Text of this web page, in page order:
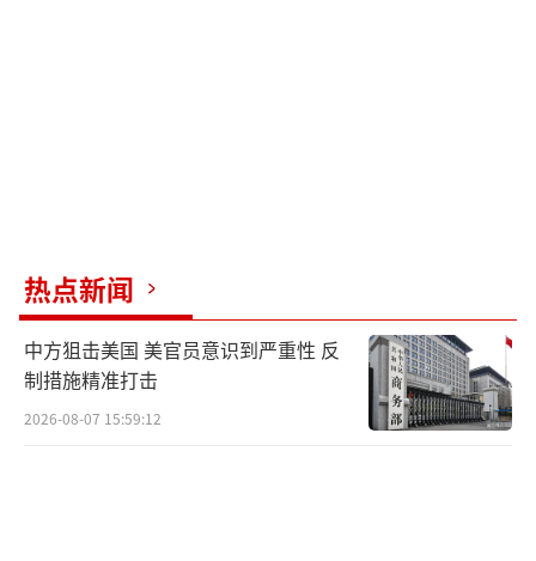
热点新闻
中方狙击美国 美官员意识到严重性 反
制措施精准打击
2026-08-07 15:59:12